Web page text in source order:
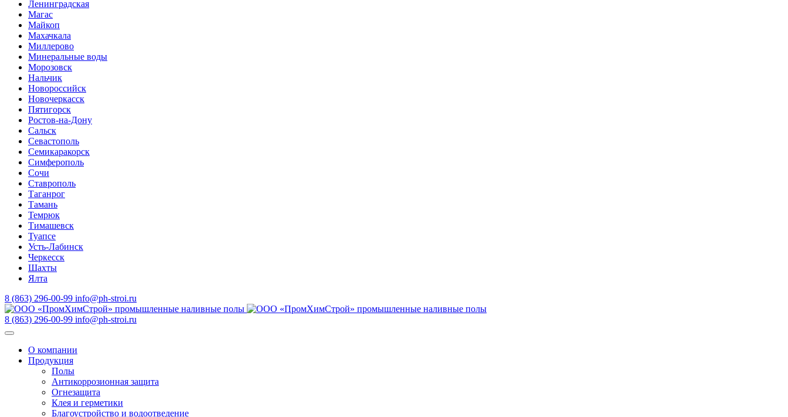
Ленинградская
Магас
Майкоп
Махачкала
Миллерово
Минеральные воды
Морозовск
Нальчик
Новороссийск
Новочеркасск
Пятигорск
Ростов-на-Дону
Сальск
Севастополь
Семикаракорск
Симферополь
Сочи
Ставрополь
Таганрог
Тамань
Темрюк
Тимашевск
Туапсе
Усть-Лабинск
Черкесск
Шахты
Ялта
8 (863) 296-00-99 info@ph-stroi.ru
8 (863) 296-00-99 info@ph-stroi.ru
О компании
Продукция
Полы
Антикоррозионная защита
Огнезащита
Клея и герметики
Благоустройство и водоотведение